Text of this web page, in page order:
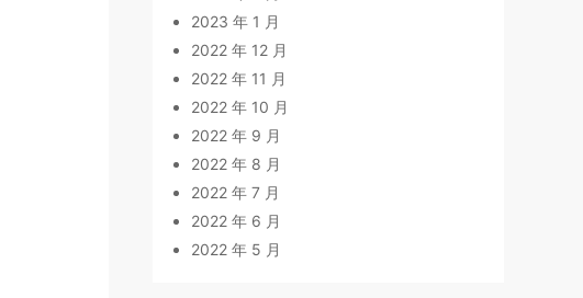
2023 年 1 月
2022 年 12 月
2022 年 11 月
2022 年 10 月
2022 年 9 月
2022 年 8 月
2022 年 7 月
2022 年 6 月
2022 年 5 月